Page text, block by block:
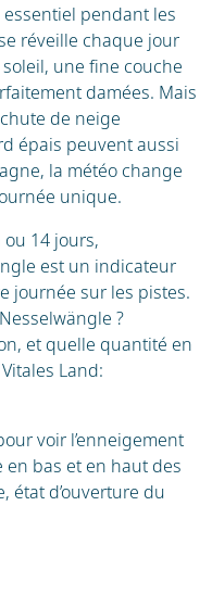
pendant les
réveille chaque jour
une fine couche
damées. Mais
de neige
épais peuvent aussi
la météo change
unique.
14 jours,
est un indicateur
journée sur les pistes.
?
et quelle quantité en
Land:
voir l’enneigement
bas et en haut des
état d’ouverture du